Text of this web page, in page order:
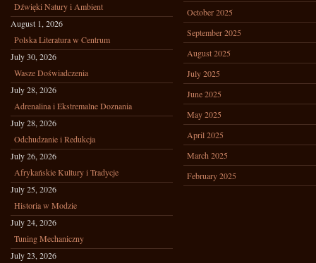
Dźwięki Natury i Ambient
August 1, 2026
Polska Literatura w Centrum
July 30, 2026
Wasze Doświadczenia
July 28, 2026
Adrenalina i Ekstremalne Doznania
July 28, 2026
Odchudzanie i Redukcja
July 26, 2026
Afrykańskie Kultury i Tradycje
July 25, 2026
Historia w Modzie
July 24, 2026
Tuning Mechaniczny
July 23, 2026
October 2025
September 2025
August 2025
July 2025
June 2025
May 2025
April 2025
March 2025
February 2025